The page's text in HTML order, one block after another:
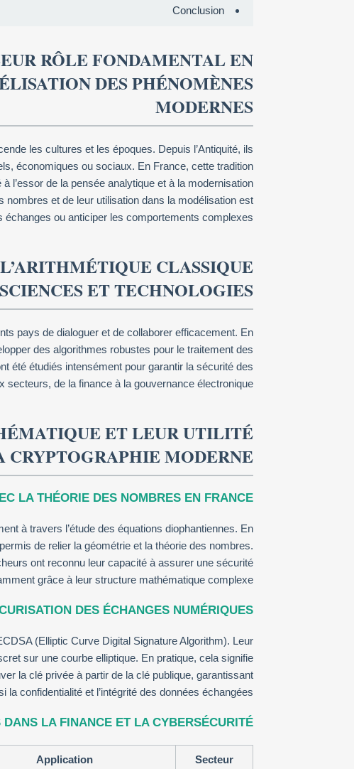
Conclusion
RÔLE FONDAMENTAL EN
DES PHÉNOMÈNES
MODERNES
les cultures et les époques. Depuis l’Antiquité, ils
économiques ou sociaux. En France, cette tradition
l’essor de la pensée analytique et à la modernisation
et de leur utilisation dans la modélisation est
ou anticiper les comportements complexes.
CLASSIQUE
ET TECHNOLOGIES
pays de dialoguer et de collaborer efficacement. En
des algorithmes robustes pour le traitement des
été étudiés intensément pour garantir la sécurité des
de la finance à la gouvernance électronique.
ET LEUR UTILITÉ
CRYPTOGRAPHIE MODERNE
LA THÉORIE DES NOMBRES EN FRANCE
à travers l’étude des équations diophantiennes. En
de relier la géométrie et la théorie des nombres.
ont reconnu leur capacité à assurer une sécurité
grâce à leur structure mathématique complexe.
DES ÉCHANGES NUMÉRIQUES
(Elliptic Curve Digital Signature Algorithm). Leur
sur une courbe elliptique. En pratique, cela signifie
la clé privée à partir de la clé publique, garantissant
la confidentialité et l’intégrité des données échangées.
LA FINANCE ET LA CYBERSÉCURITÉ
Secteur
Application